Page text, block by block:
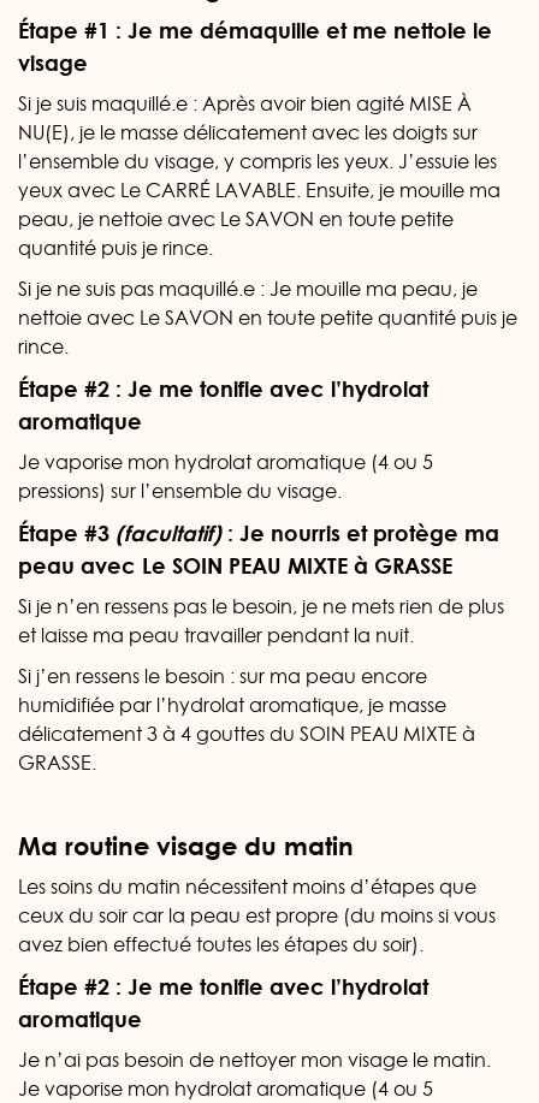
Étape #1 : Je me démaquille et me nettoie le
visage
Si je suis maquillé.e : Après avoir bien agité MISE À
NU(E), je le masse délicatement avec les doigts sur
l’ensemble du visage, y compris les yeux. J’essuie les
yeux avec Le CARRÉ LAVABLE. Ensuite, je mouille ma
peau, je nettoie avec Le SAVON en toute petite
quantité puis je rince.
Si je ne suis pas maquillé.e : Je mouille ma peau, je
nettoie avec Le SAVON en toute petite quantité puis je
rince.
Étape #2 : Je me tonifie avec l’hydrolat
aromatique
Je vaporise mon hydrolat aromatique (4 ou 5
pressions) sur l’ensemble du visage.
Étape #3 (facultatif): Je nourris et protège ma
peau avec Le SOIN PEAU MIXTE à GRASSE
Si je n’en ressens pas le besoin, je ne mets rien de plus
et laisse ma peau travailler pendant la nuit.
Si j’en ressens le besoin : sur ma peau encore
humidifiée par l’hydrolat aromatique, je masse
délicatement 3 à 4 gouttes du SOIN PEAU MIXTE à
GRASSE.
Ma routine visage du matin
Les soins du matin nécessitent moins d’étapes que
ceux du soir car la peau est propre (du moins si vous
avez bien effectué toutes les étapes du soir).
Étape #2 : Je me tonifie avec l’hydrolat
aromatique
Je n’ai pas besoin de nettoyer mon visage le matin.
Je vaporise mon hydrolat aromatique (4 ou 5